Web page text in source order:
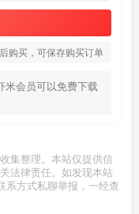
购买，可保存购买订单
米会员可以免费下载
集整理。本站仅提供信
法律责任。如发现本站
系方式私聊举报，一经查